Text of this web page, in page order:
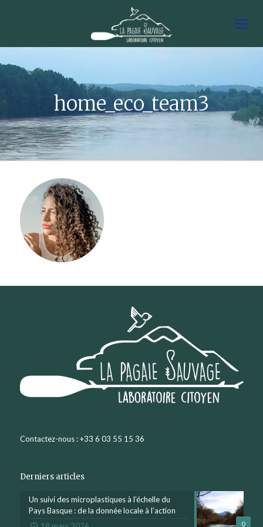
home_eco_team3
Contactez-nous : +33 6 03 55 15 36
Derniers articles
0
Un suivi des microplastiques à l’échelle du
Pays Basque : de la donnée locale à l’action